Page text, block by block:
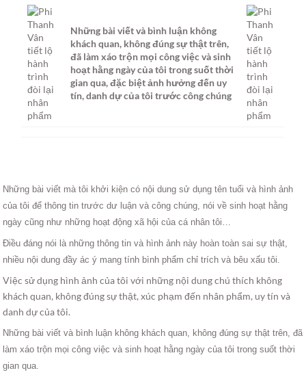
Những bài viết và bình luận không
khách quan, không đúng sự thật trên,
đã làm xáo trộn mọi công việc và sinh
hoạt hằng ngày của tôi trong suốt thời
gian qua, đặc biệt ảnh hưởng đến uy
tín, danh dự của tôi trước công chúng
Những bài viết mà tôi khởi kiện có nội dung sử dụng tên tuổi và hình ảnh
của tôi để thông tin trước dư luận và công chúng, nói về sinh hoạt hằng
ngày cũng như những hoạt động xã hội của cá nhân tôi…
Điều đáng nói là những thông tin và hình ảnh này hoàn toàn sai sự thật,
nhiều nội dung đầy ác ý mang tính bình phẩm chỉ trích và bêu xấu tôi.
Việc sử dụng hình ảnh của tôi với những nội dung chú thích không
khách quan, không đúng sự thật, xúc phạm đến nhân phẩm, uy tín và
danh dự của tôi.
Những bài viết và bình luận không khách quan, không đúng sự thật trên, đã
làm xáo trộn mọi công việc và sinh hoạt hằng ngày của tôi trong suốt thời
gian qua.